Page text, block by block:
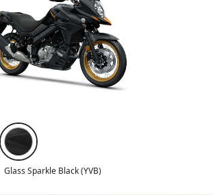
Glass Sparkle Black (YVB)